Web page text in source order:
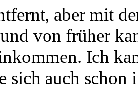
aber mit
von früher
Ich
sich auch